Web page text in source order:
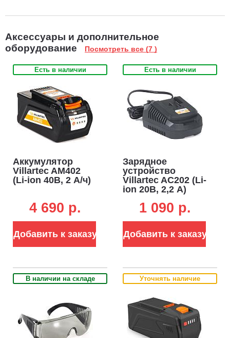
Аксессуары и дополнительное
оборудование
Посмотреть все (7 )
Есть в наличии
Аккумулятор
Villartec AM402
(Li-ion 40В, 2 А/ч)
4 690 p.
Добавить к заказу
Есть в наличии
Зарядное
устройство
Villartec AC202 (Li-
ion 20В, 2,2 А)
1 090 p.
Добавить к заказу
В наличии на складе Уточнять наличие